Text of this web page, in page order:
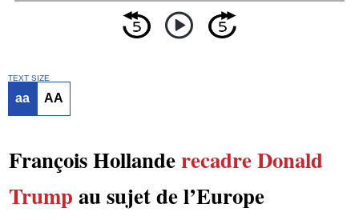
TEXT SIZE
aa AA
François Hollanderecadre Donald
Trump au sujet de l’Europe